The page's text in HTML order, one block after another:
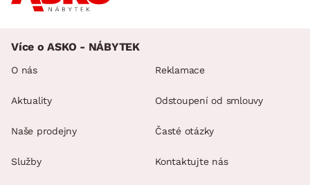
Více o ASKO - NÁBYTEK
O nás
Aktuality
Naše prodejny
Služby
Reklamace
Odstoupení od smlouvy
Časté otázky
Kontaktujte nás